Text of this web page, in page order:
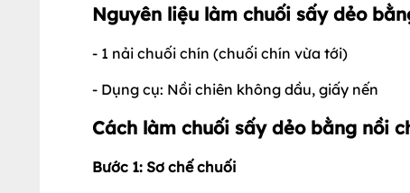
Nguyên liệu làm chuối sấy dẻo
- 1 nải chuối chín (chuối chín vừa tới)
- Dụng cụ: Nồi chiên không dầu, giấy nến
Cách làm chuối sấy dẻo bằng nồi
Bước 1: Sơ chế chuối